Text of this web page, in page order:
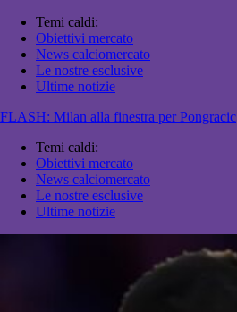
Temi caldi:
Obiettivi mercato
News calciomercato
Le nostre esclusive
Ultime notizie
FLASH: Milan alla finestra per Pongracic
Temi caldi:
Obiettivi mercato
News calciomercato
Le nostre esclusive
Ultime notizie